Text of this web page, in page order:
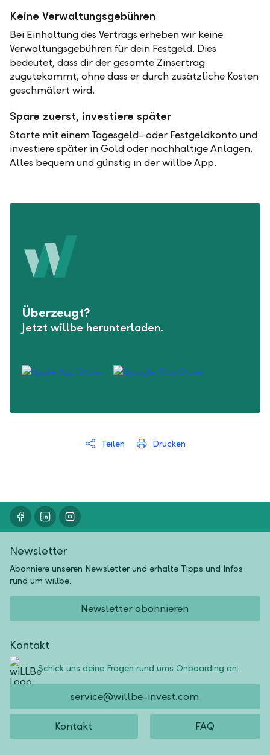
Keine Verwaltungsgebühren
Bei Einhaltung des Vertrags erheben wir keine
Verwaltungsgebühren für dein Festgeld. Dies
bedeutet, dass dir der gesamte Zinsertrag
zugutekommt, ohne dass er durch zusätzliche Kosten
geschmälert wird.
Spare zuerst, investiere später
Starte mit einem Tagesgeld- oder Festgeldkonto und
investiere später in Gold oder nachhaltige Anlagen.
Alles bequem und günstig in der willbe App.
Überzeugt?
Jetzt willbe herunterladen.
Teilen Drucken
Newsletter
Abonniere unseren Newsletter und erhalte Tipps und Infos
rund um willbe.
Newsletter abonnieren
Kontakt
Schick uns deine Fragen rund ums Onboarding an:
service@willbe-invest.com
Kontakt FAQ